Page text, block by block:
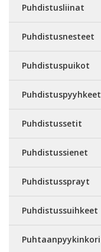
Puhdistusliinat
Puhdistusnesteet
Puhdistuspuikot
Puhdistuspyyhkeet
Puhdistussetit
Puhdistussienet
Puhdistussprayt
Puhdistussuihkeet
Puhtaanpyykinkori